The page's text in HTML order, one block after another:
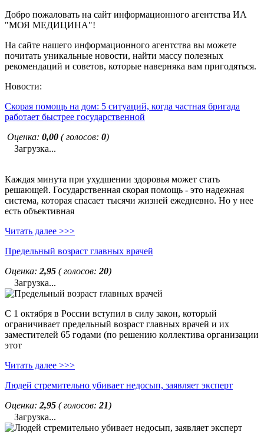
Добро пожаловать на сайт информационного агентства ИА
"МОЯ МЕДИЦИНА"!
На сайте нашего информационного агентства вы можете
почитать уникальные новости, найти массу полезных
рекомендаций и советов, которые наверняка вам пригодяться.
Новости:
Скорая помощь на дом: 5 ситуаций, когда частная бригада
работает быстрее государственной
Оценка: 0,00 ( голосов: 0)
Загрузка...
Каждая минута при ухудшении здоровья может стать
решающей. Государственная скорая помощь - это надежная
система, которая спасает тысячи жизней ежедневно. Но у нее
есть объективная
Читать далее >>>
Предельный возраст главных врачей
Оценка: 2,95 ( голосов: 20)
Загрузка...
С 1 октября в России вступил в силу закон, который
ограничивает предельный возраст главных врачей и их
заместителей 65 годами (по решению коллектива организации
этот
Читать далее >>>
Людей стремительно убивает недосып, заявляет эксперт
Оценка: 2,95 ( голосов: 21)
Загрузка...